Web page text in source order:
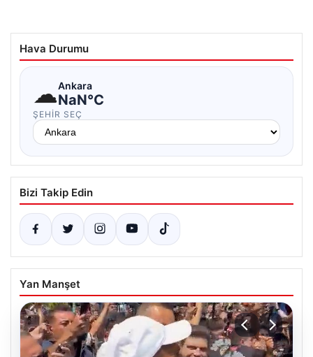
Hava Durumu
☁Ankara
NaN°C
ŞEHIR SEÇ
Bizi Takip Edin
Yan Manşet